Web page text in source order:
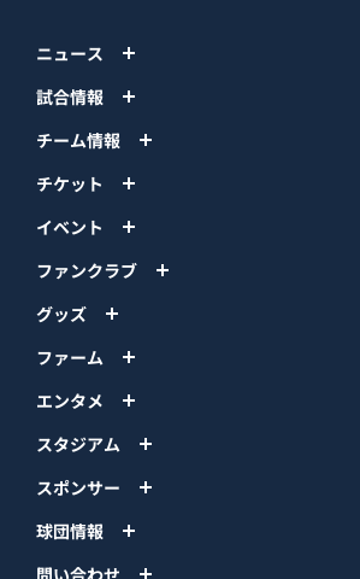
ニュース
試合情報
チーム情報
チケット
イベント
ファンクラブ
グッズ
ファーム
エンタメ
スタジアム
スポンサー
球団情報
問い合わせ